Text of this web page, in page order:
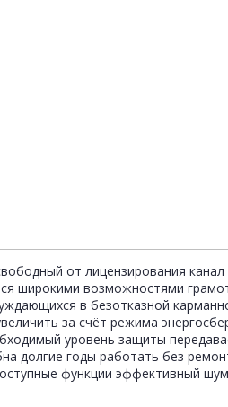
от лицензирования
широкими возможностями
в безотказной
за счёт режима
уровень защиты
долгие годы работать без
функции эффективный